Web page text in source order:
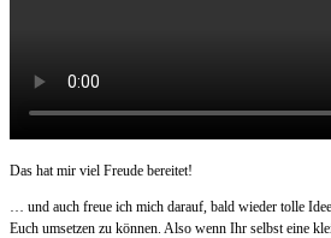
Das hat mir viel Freude bereitet!
… und auch freue ich mich darauf, bald wieder tolle
Euch umsetzen zu können. Also wenn Ihr selbst eine